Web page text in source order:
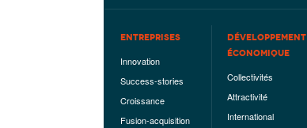
ENTREPRISES
Innovation
Success-stories
Croissance
Fusion-acquisition
DÉVELOPPEMENT
ÉCONOMIQUE
Collectivités
Attractivité
International